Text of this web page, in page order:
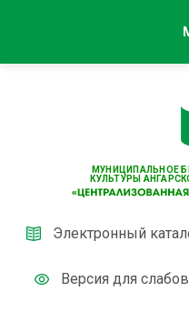
МУНИЦИПАЛЬНОЕ
КУЛЬТУРЫ
Электронный
Версия для